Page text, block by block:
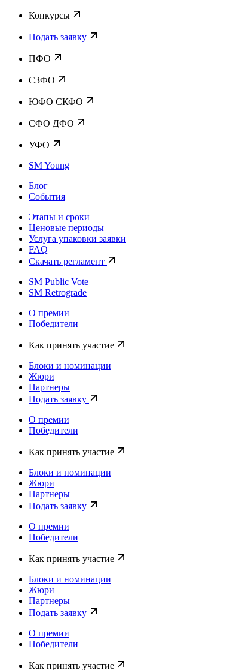
Конкурсы
Подать заявку
ПФО
СЗФО
ЮФО СКФО
CФО ДФО
УФО
SM Young
Блог
События
Этапы и сроки
Ценовые периоды
Услуга упаковки заявки
FAQ
Скачать регламент
SM Public Vote
SM Retrograde
О премии
Победители
Как принять участие
Блоки и номинации
Жюри
Партнеры
Подать заявку
О премии
Победители
Как принять участие
Блоки и номинации
Жюри
Партнеры
Подать заявку
О премии
Победители
Как принять участие
Блоки и номинации
Жюри
Партнеры
Подать заявку
О премии
Победители
Как принять участие